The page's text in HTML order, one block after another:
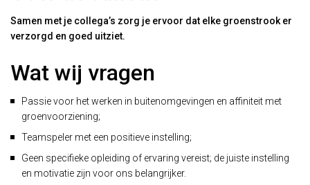
Samen met je collega’s zorg je ervoor dat elke groenstrook er
verzorgd en goed uitziet.
Wat wij vragen
Passie voor het werken in buitenomgevingen en affiniteit met
groenvoorziening;
Teamspeler met een positieve instelling;
Geen specifieke opleiding of ervaring vereist; de juiste instelling
en motivatie zijn voor ons belangrijker.